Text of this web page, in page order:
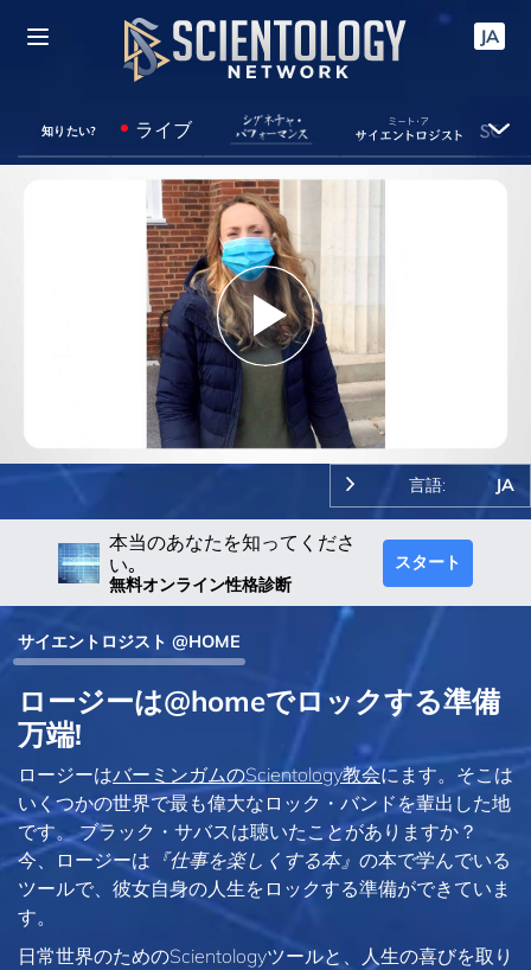
JA
知りたい? ライブ
Play
Video
言語: JA
本当のあなたを知ってくださ
い｡
無料オンライン性格診断
スタート
サイエントロジスト @HOME
ロージーは@homeでロックする準備
万端!
ロージーはバーミンガムのScientology教会にます。そこは
いくつかの世界で最も偉大なロック・バンドを輩出した地
です。 ブラック・サバスは聴いたことがありますか？
今、ロージーは 『仕事を楽しくする本』 の本で学んでいる
ツールで、彼女自身の人生をロックする準備ができていま
す。
日常世界のためのScientologyツールと、人生の喜びを取り